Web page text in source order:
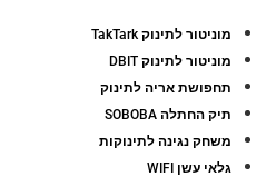
מוניטור לתינוק TakTark
מוניטור לתינוק DBIT
תחפושת אריה לתינוק
תיק החתלה SOBOBA
משחק נגינה לתינוקות
גלאי עשן WIFI